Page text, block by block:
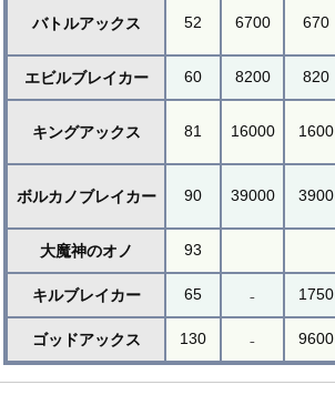
バトルアックス 52 6700 670
エビルブレイカー 60 8200 820
キングアックス 81 16000 1600
ボルカノブレイカー 90 39000 3900
大魔神のオノ 93
キルブレイカー 65 ₋ 1750
ゴッドアックス 130 ₋ 9600